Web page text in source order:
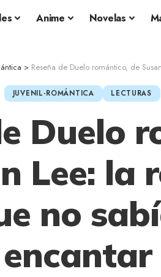
Anime Novelas
> Reseña de Duelo romántico, de Susan Lee:
JUVENIL-ROMÁNTICA LECTURAS
Duelo
Lee: la
no